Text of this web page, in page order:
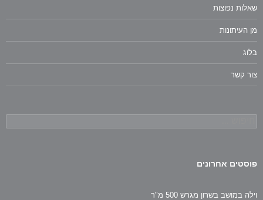
שאלות נפוצות
מן העיתונות
בלוג
צור קשר
פוסטים אחרונים
וילה במושב בשרון מגרש 500 מ"ר